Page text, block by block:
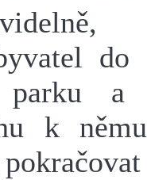
do
parku a
k